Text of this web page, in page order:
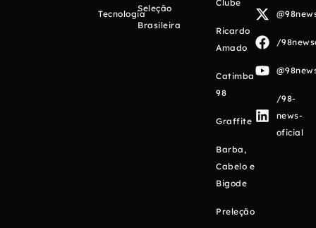
Tecnologia
Seleção
Brasileira
Clube
Ricardo
Amado
Catimba
98
Graffite
Barba,
Cabelo e
Bigode
Preleção
/
/98-
news-
oficial